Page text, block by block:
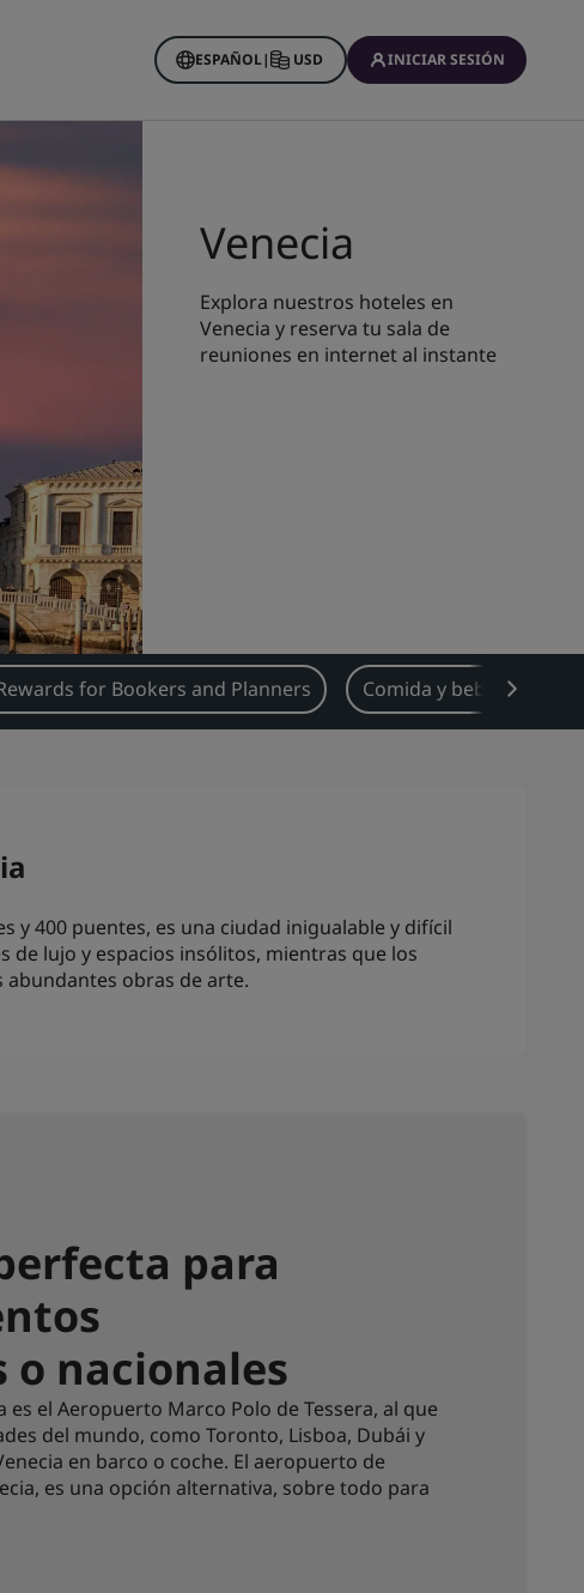
ESPAÑOL| USD INICIAR SESIÓN
Venecia
Explora nuestros hoteles en
Venecia y reserva tu sala de
reuniones en internet al instante
for Bookers and Planners Comida y bebida
y 400 puentes, es una ciudad inigualable y difícil
lujo y espacios insólitos, mientras que los
obras de arte.
para
nacionales
el Aeropuerto Marco Polo de Tessera, al que
del mundo, como Toronto, Lisboa, Dubái y
en barco o coche. El aeropuerto de
es una opción alternativa, sobre todo para